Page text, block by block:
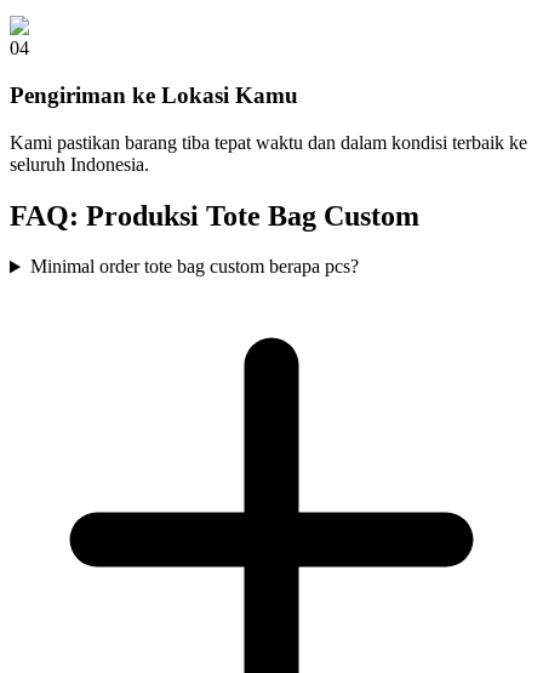
04
Pengiriman ke Lokasi Kamu
Kami pastikan barang tiba tepat waktu dan dalam kondisi terbaik ke
seluruh Indonesia.
FAQ: Produksi Tote Bag Custom
Minimal order tote bag custom berapa pcs?